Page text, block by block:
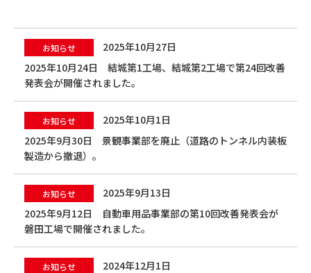
お知らせ
2025年10月27日
2025年10月24日 結城第1工場、結城第2工場で第24回改善
発表会が開催されました。
お知らせ
2025年10月1日
2025年9月30日 景観事業部を廃止（道路のトンネル内装板
製造から撤退）。
お知らせ
2025年9月13日
2025年9月12日 自動車用品事業部の第10回改善発表会が
磐田工場で開催されました。
お知らせ
2024年12月1日